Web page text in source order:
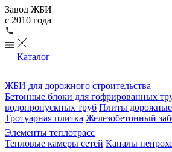
Завод ЖБИ
с 2010 года
Каталог
ЖБИ для дорожного строительства
Бетонные блоки для гофрированных
водопропускных труб Плиты дорожные
Тротуарная плитка Железобетонный
Элементы теплотрасс
Тепловые камеры сетей Каналы